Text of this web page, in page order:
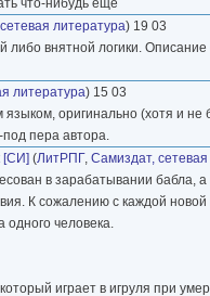
что-нибудь ещё
литература) 19 03
либо внятной логики.
литература) 15 03
оригинально (хотя и
пера автора.
[СИ] (ЛитРПГ, Самиздат,
в зарабатывании бабла,
К сожалению с каждой
одного человека.
играет в игруля при